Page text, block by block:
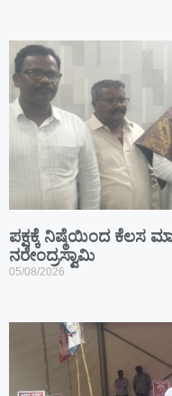
ಪಕ್ಷಕ್ಕೆ ನಿಷ್ಠೆಯಿಂದ ಕೆಲಸ
ನರೇಂದ್ರಸ್ವಾಮಿ
05/08/2026